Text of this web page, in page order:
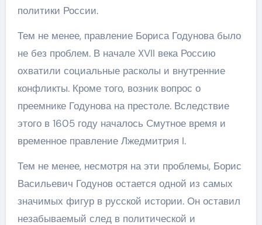
политики России.
Тем не менее, правление Бориса Годунова было
не без проблем. В начале XVII века Россию
охватили социальные расколы и внутренние
конфликты. Кроме того, возник вопрос о
преемнике Годунова на престоле. Вследствие
этого в 1605 году началось Смутное время и
временное правление Лжедмитрия I.
Тем не менее, несмотря на эти проблемы, Борис
Васильевич Годунов остается одной из самых
значимых фигур в русской истории. Он оставил
незабываемый след в политической и